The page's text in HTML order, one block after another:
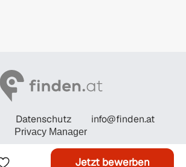
Jetzt bewerben
Datenschutz info@finden.at
Privacy Manager
Verlagsgesellschaft m.b.H. 2026